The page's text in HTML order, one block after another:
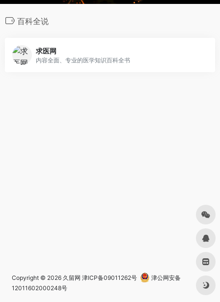
百科全说
求医网
内容全面、专业的医学知识百科全书
Copyright © 2026 久留网 津ICP备09011262号
津公网安备
12011602000248号